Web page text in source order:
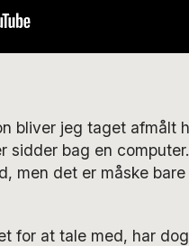
bliver jeg taget
sidder bag en
men det er måske
for at tale med, har